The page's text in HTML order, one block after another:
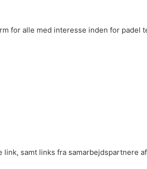
for alle med interesse inden for
link, samt links fra